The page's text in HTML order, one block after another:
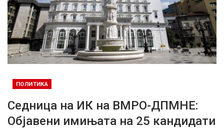
ПОЛИТИКА
Седница на ИК на ВМРО-ДПМНЕ:
Објавени имињата на 25 кандидати